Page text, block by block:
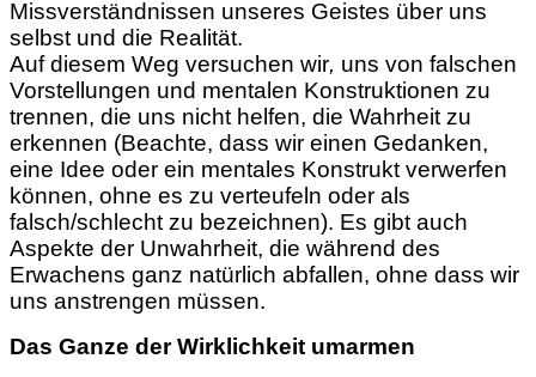
Missverständnissen unseres Geistes über uns
selbst und die Realität.
Auf diesem Weg versuchen wir, uns von falschen
Vorstellungen und mentalen Konstruktionen zu
trennen, die uns nicht helfen, die Wahrheit zu
erkennen (Beachte, dass wir einen Gedanken,
eine Idee oder ein mentales Konstrukt verwerfen
können, ohne es zu verteufeln oder als
falsch/schlecht zu bezeichnen). Es gibt auch
Aspekte der Unwahrheit, die während des
Erwachens ganz natürlich abfallen, ohne dass wir
uns anstrengen müssen.
Das Ganze der Wirklichkeit umarmen